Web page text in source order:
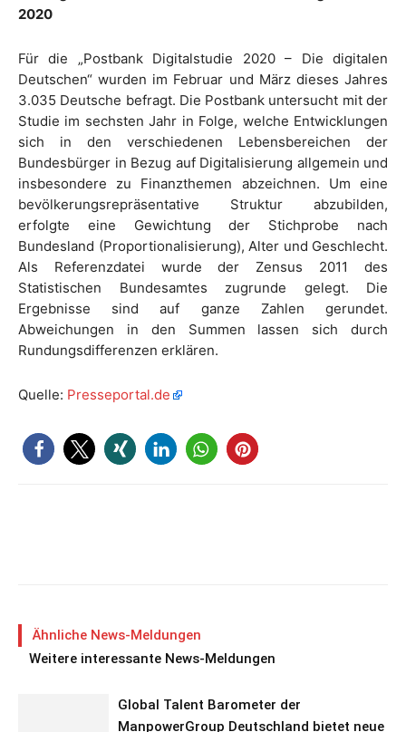
2020
Für die „Postbank Digitalstudie 2020 – Die digitalen
Deutschen“ wurden im Februar und März dieses Jahres
3.035 Deutsche befragt. Die Postbank untersucht mit der
Studie im sechsten Jahr in Folge, welche Entwicklungen
sich in den verschiedenen Lebensbereichen der
Bundesbürger in Bezug auf Digitalisierung allgemein und
insbesondere zu Finanzthemen abzeichnen. Um eine
bevölkerungsrepräsentative Struktur abzubilden,
erfolgte eine Gewichtung der Stichprobe nach
Bundesland (Proportionalisierung), Alter und Geschlecht.
Als Referenzdatei wurde der Zensus 2011 des
Statistischen Bundesamtes zugrunde gelegt. Die
Ergebnisse sind auf ganze Zahlen gerundet.
Abweichungen in den Summen lassen sich durch
Rundungsdifferenzen erklären.
Quelle: Presseportal.de
Ähnliche News-Meldungen
Weitere interessante News-Meldungen
Global Talent Barometer der
ManpowerGroup Deutschland bietet neue